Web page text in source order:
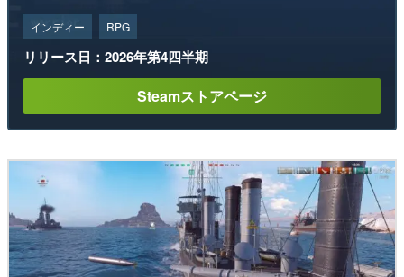
インディー RPG
リリース日：2026年第4四半期
Steamストアページ